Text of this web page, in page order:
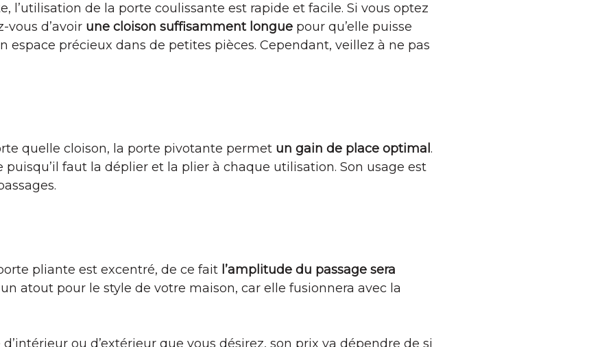
l’utilisation de la porte coulissante est rapide et facile. Si vous optez
vous d’avoir une cloison suffisamment longue pour qu’elle puisse
espace précieux dans de petites pièces. Cependant, veillez à ne pas
quelle cloison, la porte pivotante permet un gain de place optimal.
faut la déplier et la plier à chaque utilisation. Son usage est
pliante est excentré, de ce fait l’amplitude du passage sera
atout pour le style de votre maison, car elle fusionnera avec la
ou d’extérieur que vous désirez, son prix va dépendre de si